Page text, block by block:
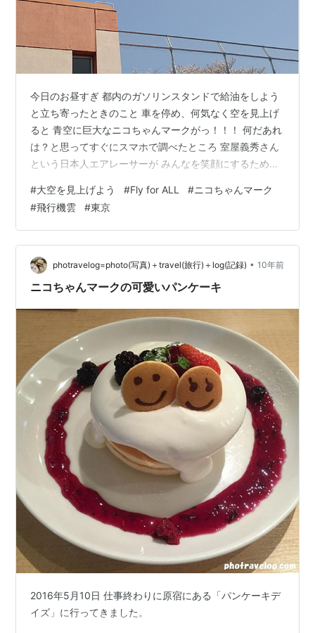
今日のお昼すぎ 都内のガソリンスタンドで給油をしよう
と立ち寄ったときのこと 車を停め、何気なく空を見上げ
ると 青空に巨大なニコちゃんマークがっ！！！ 何だあれ
は？と思ってすぐにスマホで調べたところ 室屋義秀さん
という日本人エアレーサーが みんなを笑顔にするために
だそう 大空に描かれたニコちゃんマークをみて 確かに僕
も笑顔になっていたはず youtubeでもライブ配信されて
いたみたいですね ふーん、こうやってニコちゃんマーク
を飛行機で描くんですね いやあ～ 粋なことをする人がい
るってもんです ニコちゃんマークを見ることができた嬉
しさもありますが…
#大空を見上げよう #Fly for ALL #ニコちゃんマーク
#飛行機雲 #東京
photravelog=photo(写真)＋travel(旅行)＋log(記録) • 10年前
ニコちゃんマークの可愛いパンケーキ
2016年5月10日 仕事終わりに原宿にある「パンケーキデ
イズ」に行ってきました。